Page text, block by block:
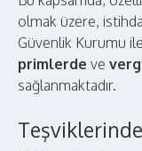
olmak üzere,
Güvenlik Kurumu
primlerde ve
sağlanmaktadır.